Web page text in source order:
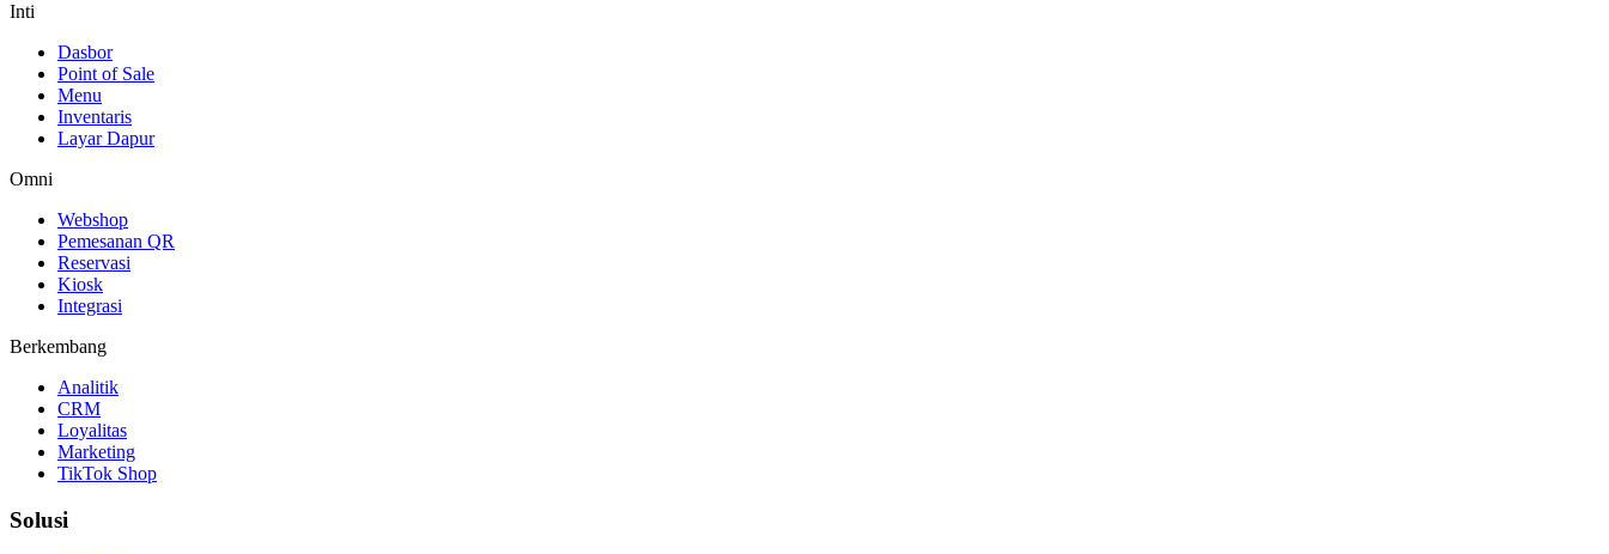
Inti
Dasbor
Point of Sale
Menu
Inventaris
Layar Dapur
Omni
Webshop
Pemesanan QR
Reservasi
Kiosk
Integrasi
Berkembang
Analitik
CRM
Loyalitas
Marketing
TikTok Shop
Solusi